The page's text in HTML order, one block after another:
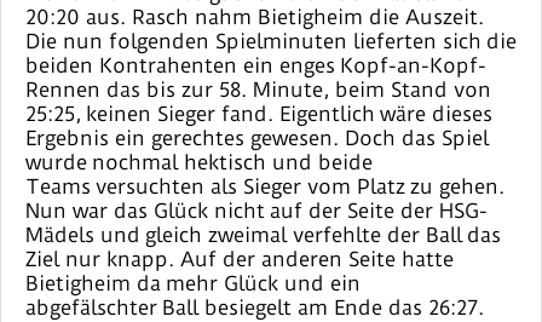
20:20 aus. Rasch nahm Bietigheim die Auszeit.
Die nun folgenden Spielminuten lieferten sich die
beiden Kontrahenten ein enges Kopf-an-Kopf-
Rennen das bis zur 58. Minute, beim Stand von
25:25, keinen Sieger fand. Eigentlich wäre dieses
Ergebnis ein gerechtes gewesen. Doch das Spiel
wurde nochmal hektisch und beide
Teams versuchten als Sieger vom Platz zu gehen.
Nun war das Glück nicht auf der Seite der HSG-
Mädels und gleich zweimal verfehlte der Ball das
Ziel nur knapp. Auf der anderen Seite hatte
Bietigheim da mehr Glück und ein
abgefälschter Ball besiegelt am Ende das 26:27.